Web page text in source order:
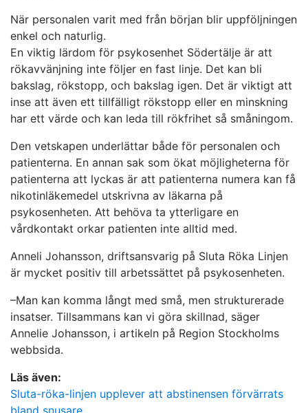
När personalen varit med från början blir uppföljningen
enkel och naturlig.
En viktig lärdom för psykosenhet Södertälje är att
rökavvänjning inte följer en fast linje. Det kan bli
bakslag, rökstopp, och bakslag igen. Det är viktigt att
inse att även ett tillfälligt rökstopp eller en minskning
har ett värde och kan leda till rökfrihet så småningom.
Den vetskapen underlättar både för personalen och
patienterna. En annan sak som ökat möjligheterna för
patienterna att lyckas är att patienterna numera kan få
nikotinläkemedel utskrivna av läkarna på
psykosenheten. Att behöva ta ytterligare en
vårdkontakt orkar patienten inte alltid med.
Anneli Johansson, driftsansvarig på Sluta Röka Linjen
är mycket positiv till arbetssättet på psykosenheten.
–Man kan komma långt med små, men strukturerade
insatser. Tillsammans kan vi göra skillnad, säger
Annelie Johansson, i artikeln på Region Stockholms
webbsida.
Läs även:
Sluta-röka-linjen upplever att abstinensen förvärrats